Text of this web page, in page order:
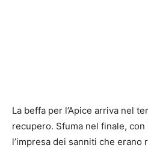
La beffa per l’Apice arriva nel
recupero. Sfuma nel finale,
l’impresa dei sanniti che erano